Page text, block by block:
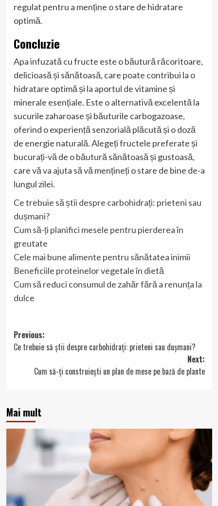
regulat pentru a menține o stare de hidratare
optimă.
Concluzie
Apa infuzată cu fructe este o băutură răcoritoare,
delicioasă și sănătoasă, care poate contribui la o
hidratare optimă și la aportul de vitamine și
minerale esențiale. Este o alternativă excelentă la
sucurile zaharoase și băuturile carbogazoase,
oferind o experiență senzorială plăcută și o doză
de energie naturală. Alegeți fructele preferate și
bucurați-vă de o băutură sănătoasă și gustoasă,
care vă va ajuta să vă mențineți o stare de bine de-a
lungul zilei.
Ce trebuie să știi despre carbohidrați: prieteni sau
dușmani?
Cum să-ți planifici mesele pentru pierderea în
greutate
Cele mai bune alimente pentru sănătatea inimii
Beneficiile proteinelor vegetale în dietă
Cum să reduci consumul de zahăr fără a renunța la
dulce
Post
navigation
Previous:
Ce trebuie să știi despre carbohidrați: prieteni sau dușmani?
Next:
Cum să-ți construiești un plan de mese pe bază de plante
Mai mult